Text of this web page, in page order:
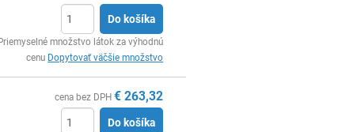
Do košíka
množstvo látok za výhodnú
cenu Dopytovať väčšie množstvo
cena bez DPH € 263,32
Do košíka